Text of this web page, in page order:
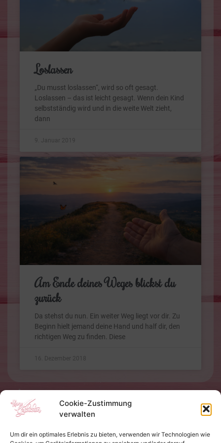
Cookie-Zustimmung
verwalten
Um dir ein optimales Erlebnis zu bieten, verwenden wir Technologien wie
Loslassen
„Du musst loslassen“, wird so oft gesagt.
Loslassen – das ist leicht gesagt. Wenn dein Kind
selbstständig wird und in die weite Welt zieht,
dann
9. Januar 2019
Am Ende deines Weges blickst du
zurück
Da stehst du nun. Ein weiter Weg liegt vor dir. Zu
Beginn hielt jemand deine Hand und half dir, den
richtigen Weg zu finden. Diese
16. Dezember 2018